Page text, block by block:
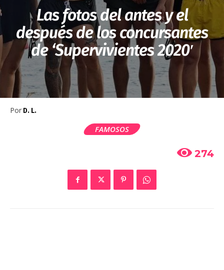
Las fotos del antes y el
después de los concursantes
de ‘Supervivientes 2020′
Por D. L.
FAMOSOS
274